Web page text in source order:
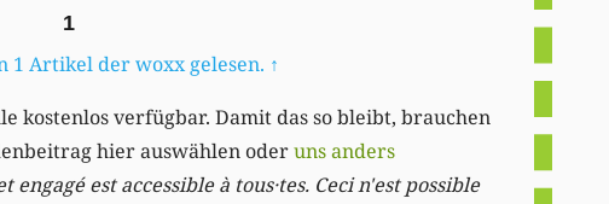
1
1 Artikel der woxx gelesen. ↑
kostenlos verfügbar. Damit das so bleibt, brauchen
hier auswählen oderuns anders
est accessible à tous·tes. Ceci n'est possible